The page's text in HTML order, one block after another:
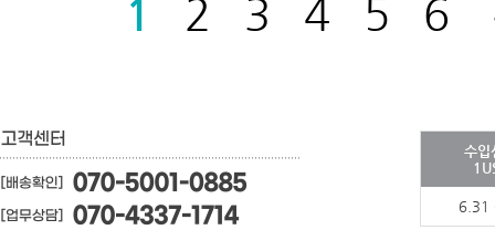
1 2 3 4 5 6
수입
6.31